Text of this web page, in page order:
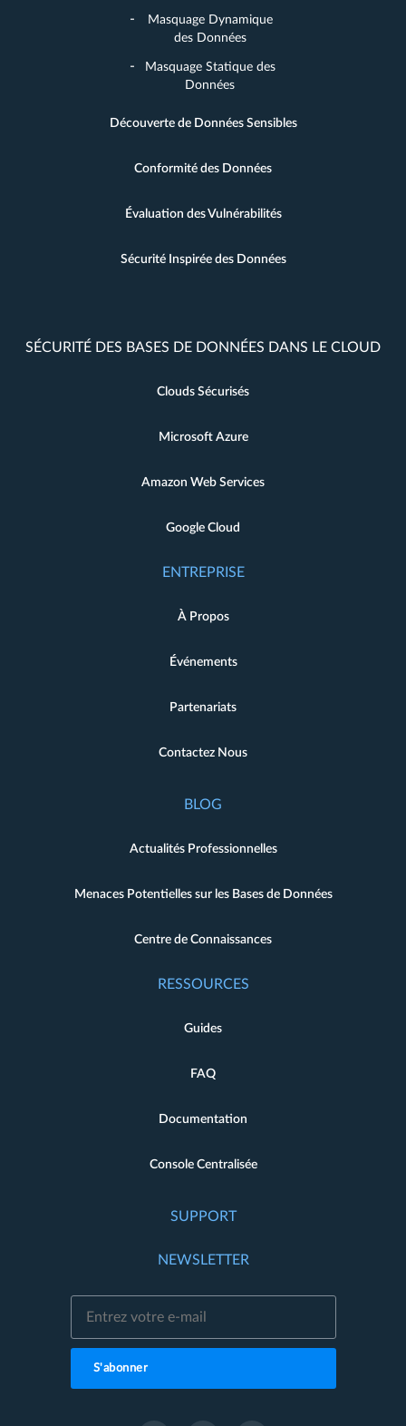
Masquage Dynamique
des Données
Masquage Statique des
Données
Découverte de Données Sensibles
Conformité des Données
Évaluation des Vulnérabilités
Sécurité Inspirée des Données
SÉCURITÉ DES BASES DE DONNÉES DANS LE CLOUD
Clouds Sécurisés
Microsoft Azure
Amazon Web Services
Google Cloud
ENTREPRISE
À Propos
Événements
Partenariats
Contactez Nous
BLOG
Actualités Professionnelles
Menaces Potentielles sur les Bases de Données
Centre de Connaissances
RESSOURCES
Guides
FAQ
Documentation
Console Centralisée
SUPPORT
NEWSLETTER
S'abonner